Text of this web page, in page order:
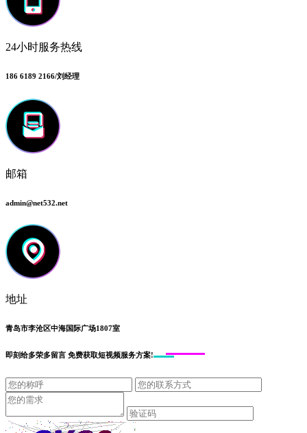
24小时服务热线
186 6189 2166/刘经理
邮箱
admin@net532.net
地址
青岛市李沧区中海国际广场1807室
即刻给多荣多留言 免费获取短视频服务方案!